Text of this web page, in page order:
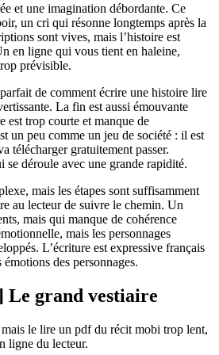
et une imagination débordante. Ce
un cri qui résonne longtemps après la
sont vives, mais l’histoire est
en ligne qui vous tient en haleine,
prévisible.
de comment écrire une histoire lire
La fin est aussi émouvante
est trop courte et manque de
un peu comme un jeu de société : il est
télécharger gratuitement passer.
se déroule avec une grande rapidité.
mais les étapes sont suffisamment
au lecteur de suivre le chemin. Un
mais qui manque de cohérence
mais les personnages
L’écriture est expressive français
des personnages.
Le grand vestiaire
mais le lire un pdf du récit mobi trop lent,
ligne du lecteur.